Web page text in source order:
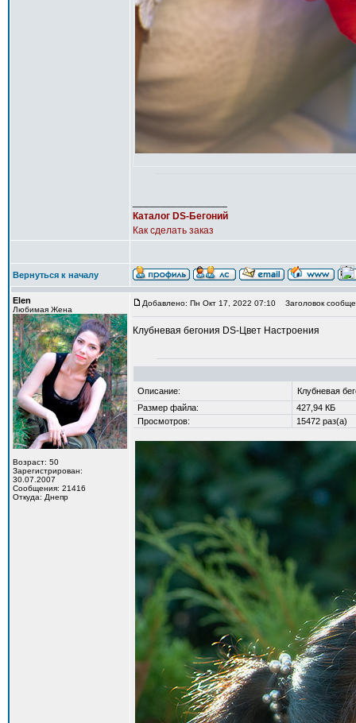
Каталог DS-Бегоний
Как сделать заказ
Вернуться к началу
Elen
Любимая Жена
Возраст: 50
Зарегистрирован:
30.07.2007
Сообщения: 21416
Откуда: Днепр
Добавлено: Пн Окт 17, 2022 07:10 Заголовок
Клубневая бегония DS-Цвет Настроения
Описание:
Клубневая
Размер файла:
427,94 КБ
Просмотров:
15472 раз(а)